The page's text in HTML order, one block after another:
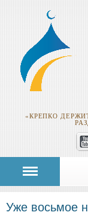
«КРЕПКО
Уже восьмое